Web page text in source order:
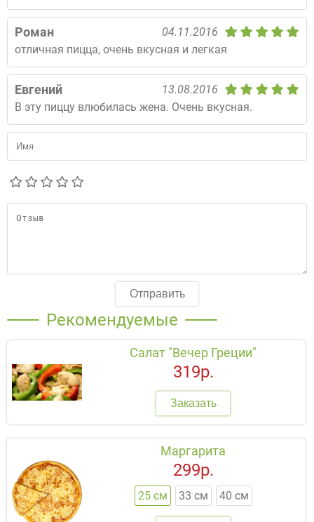
Роман
04.11.2016
отличная пицца, очень вкусная и легкая
Евгений
13.08.2016
В эту пиццу влюбилась жена. Очень вкусная.
Отправить
Рекомендуемые
Салат "Вечер Греции"
319р.
Заказать
Маргарита
25 см 33 см 40 см
299р.